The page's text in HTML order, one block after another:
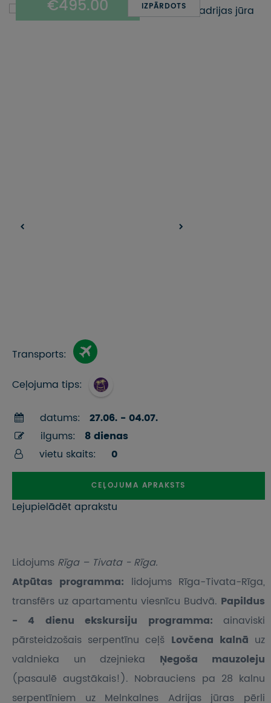
UZŅEMOŠAIS TŪRISMS
€495.00 IZPĀRDOTS
Transports:
Ceļojuma tips:
datums:
27.06. - 04.07.
ilgums:
8 dienas
vietu skaits:
0
CEĻOJUMA APRAKSTS
Lejupielādēt aprakstu
Lidojums Rīga – Tivata - Rīga.
Atpūtas programma: lidojums Rīga-Tivata-Rīga,
transfērs uz apartamentu viesnīcu Budvā. Papildus
- 4 dienu ekskursiju programma: ainaviski
pārsteidzošais serpentīnu ceļš Lovčena kalnā uz
valdnieka un dzejnieka Ņegoša mauzoleju
(pasaulē augstākais!). Nobrauciens pa 28 kalnu
serpentīniem uz Melnkalnes Adrijas jūras pērli